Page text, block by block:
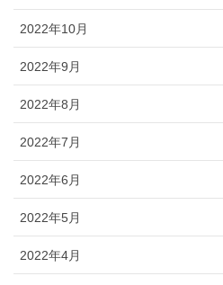
2022年10月
2022年9月
2022年8月
2022年7月
2022年6月
2022年5月
2022年4月